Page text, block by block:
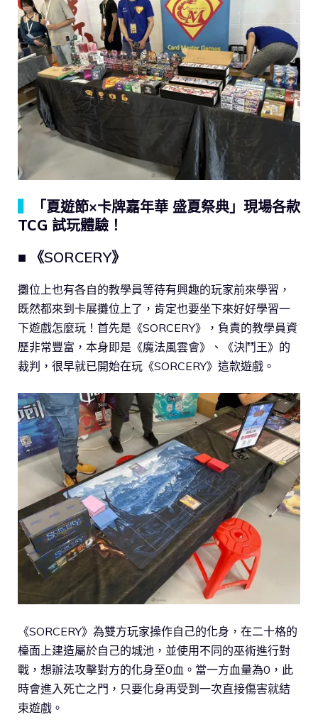
「夏遊節×卡牌嘉年華 盛夏祭典」現場各款
TCG 試玩體驗！
■ 《SORCERY》
攤位上也有各自的教學員等待有興趣的玩家前來學習，
既然都來到卡展攤位上了，肯定也要坐下來好好學習一
下遊戲怎麼玩！首先是《SORCERY》，負責的教學員資
歷非常豐富，本身即是《魔法風雲會》、《決鬥王》的
裁判，很早就已開始在玩《SORCERY》這款遊戲。
《SORCERY》為雙方玩家操作自己的化身，在二十格的
檯面上建造屬於自己的城池，並使用不同的巫術進行對
戰，想辦法攻擊對方的化身至0血。當一方血量為0，此
時會進入死亡之門，只要化身再受到一次直接傷害就結
束遊戲。